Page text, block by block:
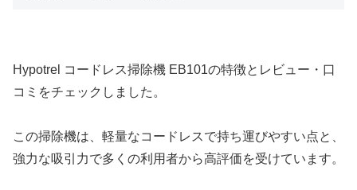
Hypotrel コードレス掃除機 EB101の特徴とレビュー・口
コミをチェックしました。
この掃除機は、軽量なコードレスで持ち運びやすい点と、
強力な吸引力で多くの利用者から高評価を受けています。